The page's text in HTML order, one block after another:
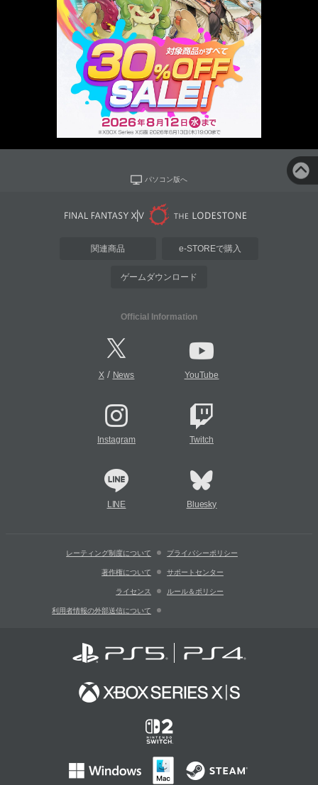
パソコン版へ
関連商品 e-STOREで購入
ゲームダウンロード
Official Information
X/ News YouTube
Instagram Twitch
LINE Bluesky
レーティング制度について プライバシーポリシー
著作権について サポートセンター
ライセンス ルール＆ポリシー
利用者情報の外部送信について